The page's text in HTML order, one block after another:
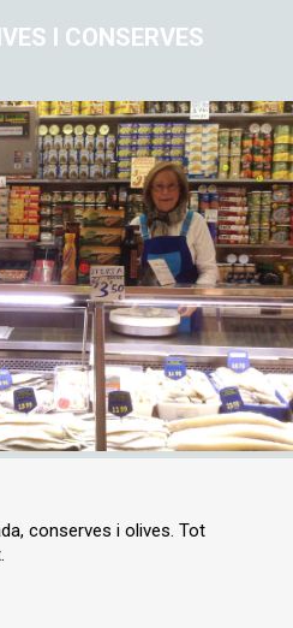
I CONSERVES
conserves i olives. Tot